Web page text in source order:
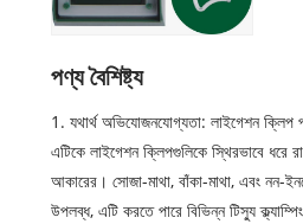
পণ্য বৈশিষ্ট্য
1. যথার্থ অভিযোজনযোগ্যতা: লাইগেশন ক্লিপ
এটিকে লাইগেশন ক্লিপগুলিকে স্থিরভাবে ধরে
আকারের। সোজা-মাথা, বাঁকা-মাথা, এবং নন-
উপলব্ধ, এটি করতে পারে বিভিন্ন টিস্যু